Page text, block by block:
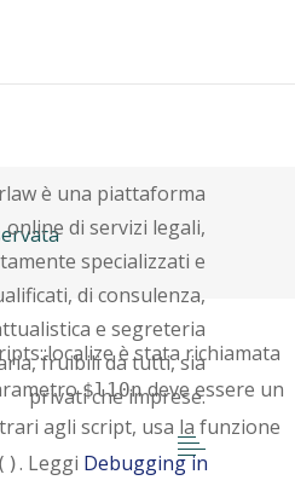
è una piattaforma
online di servizi legali,
specializzati e
di consulenza,
e segreteria
fruibili da tutti, sia
privati che imprese.
è stata richiamata
$l10ndeve essere un
agli script, usa la funzione
. Leggi Debugging in